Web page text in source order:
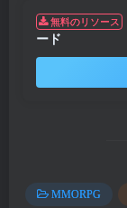
無料のリソース
ード
MMORPG